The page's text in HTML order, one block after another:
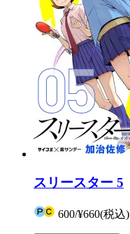
スリースター 5
600/¥660(税込)